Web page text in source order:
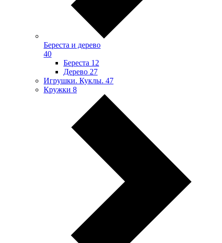
Береста и дерево
40
Береста 12
Дерево 27
Игрушки. Куклы. 47
Кружки 8